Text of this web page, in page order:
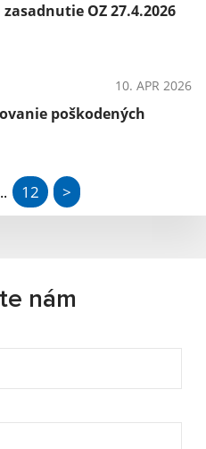
zasadnutie OZ 27.4.2026
10. APR 2026
poškodených
12 >
nám